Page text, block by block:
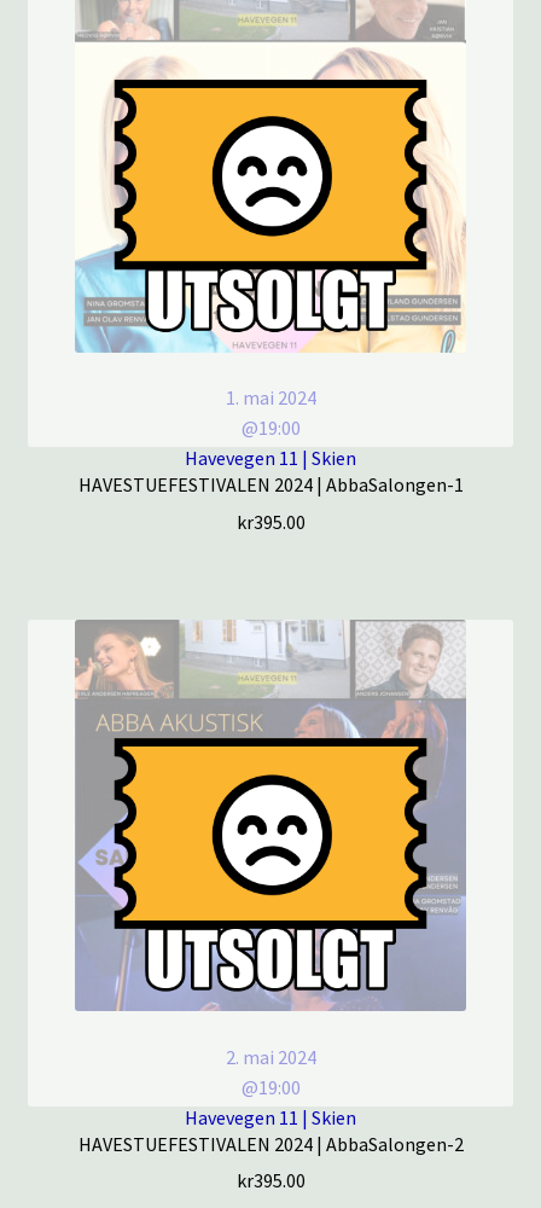
1. mai 2024
@19:00
Havevegen 11 | Skien
HAVESTUEFESTIVALEN 2024 | AbbaSalongen-1
kr395.00
2. mai 2024
@19:00
Havevegen 11 | Skien
HAVESTUEFESTIVALEN 2024 | AbbaSalongen-2
kr395.00